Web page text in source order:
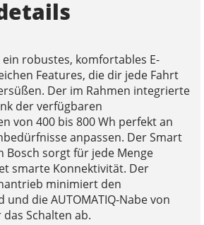
robustes, komfortables E-
Features, die dir jede Fahrt
Der im Rahmen integrierte
der verfügbaren
von 400 bis 800 Wh perfekt an
anpassen. Der Smart
Bosch sorgt für jede Menge
smarte Konnektivität. Der
minimiert den
die AUTOMATIQ-Nabe von
Schalten ab.